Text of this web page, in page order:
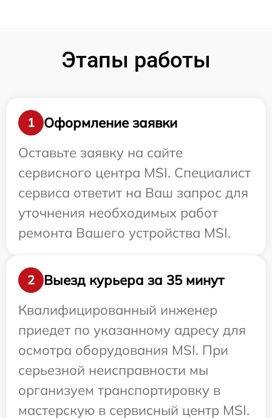
Этапы работы
1
Оформление заявки
Оставьте заявку на сайте
сервисного центра MSI. Специалист
сервиса ответит на Ваш запрос для
уточнения необходимых работ
ремонта Вашего устройства MSI.
2
Выезд курьера за 35 минут
Квалифицированный инженер
приедет по указанному адресу для
осмотра оборудования MSI. При
серьезной неисправности мы
организуем транспортировку в
мастерскую в сервисный центр MSI.